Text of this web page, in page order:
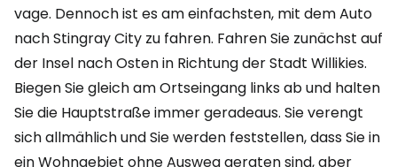
vage. Dennoch ist es am einfachsten, mit dem Auto
nach Stingray City zu fahren. Fahren Sie zunächst auf
der Insel nach Osten in Richtung der Stadt Willikies.
Biegen Sie gleich am Ortseingang links ab und halten
Sie die Hauptstraße immer geradeaus. Sie verengt
sich allmählich und Sie werden feststellen, dass Sie in
ein Wohngebiet ohne Ausweg geraten sind, aber